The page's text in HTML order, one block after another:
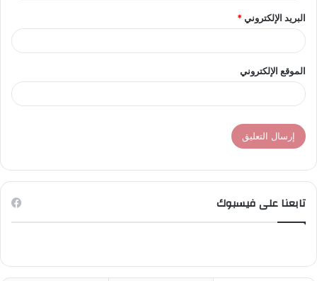
البريد الإلكتروني*
الموقع الإلكتروني
تابعنا على فيسبوك